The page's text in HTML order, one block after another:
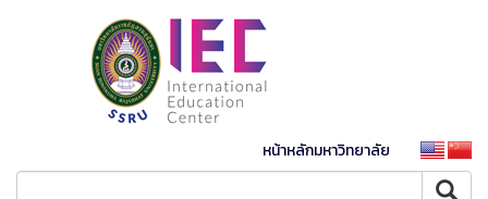
หน้าหลักมหาวิทยาลัย